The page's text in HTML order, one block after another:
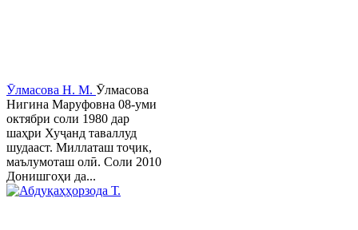
Ӯлмасова Н. М. Ӯлмасова
Нигина Маруфовна 08-уми
октябри соли 1980 дар
шаҳри Хуҷанд таваллуд
шудааст. Миллаташ тоҷик,
маълумоташ олӣ. Соли 2010
Донишгоҳи да...